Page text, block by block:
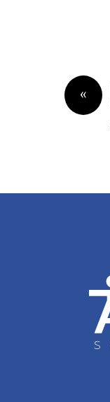
«